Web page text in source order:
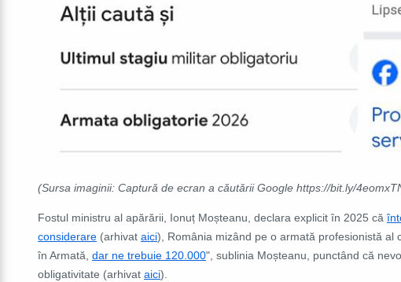
(Sursa imaginii: Captură de ecran a căutării Google https://bit.ly/
Fostul ministru al apărării, Ionuț Moșteanu, declara explicit în 2025 că
considerare (arhivat aici), România mizând pe o armată profesionistă al
în Armată, dar ne trebuie 120.000", sublinia Moșteanu, punctând că
obligativitate (arhivat aici).